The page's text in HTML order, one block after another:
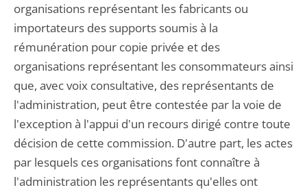
organisations représentant les fabricants ou
importateurs des supports soumis à la
rémunération pour copie privée et des
organisations représentant les consommateurs ainsi
que, avec voix consultative, des représentants de
l'administration, peut être contestée par la voie de
l'exception à l'appui d'un recours dirigé contre toute
décision de cette commission. D'autre part, les actes
par lesquels ces organisations font connaître à
l'administration les représentants qu'elles ont